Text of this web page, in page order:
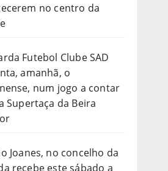
no centro da
Futebol Clube SAD
amanhã, o
num jogo a contar
Supertaça da Beira
Joanes, no concelho da
recebe este sábado a